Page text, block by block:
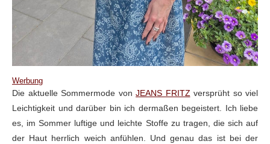
Werbung
Die aktuelle Sommermode von JEANS FRITZversprüht so viel
Leichtigkeit und darüber bin ich dermaßen begeistert. Ich liebe
es, im Sommer luftige und leichte Stoffe zu tragen, die sich auf
der Haut herrlich weich anfühlen. Und genau das ist bei der